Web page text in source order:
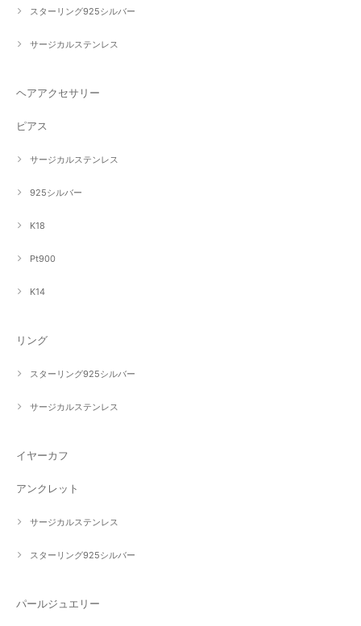
スターリング925シルバー
サージカルステンレス
ヘアアクセサリー
ピアス
サージカルステンレス
925シルバー
K18
Pt900
K14
リング
スターリング925シルバー
サージカルステンレス
イヤーカフ
アンクレット
サージカルステンレス
スターリング925シルバー
パールジュエリー